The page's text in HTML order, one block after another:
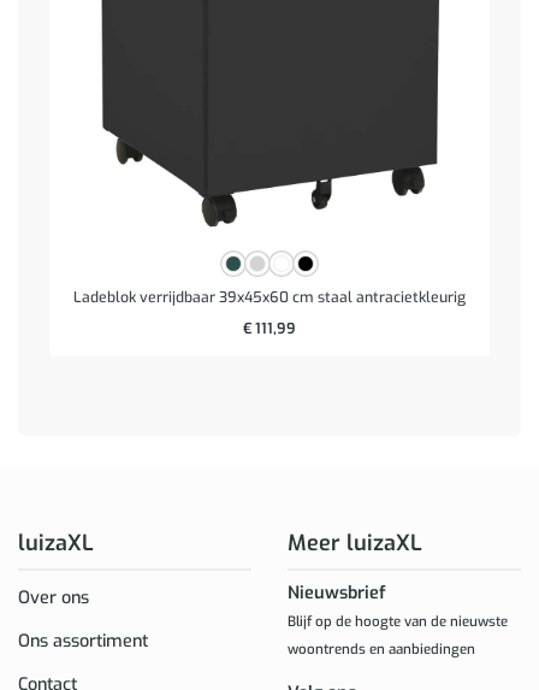
Ladeblok verrijdbaar 39x45x60 cm staal antracietkleurig
€111,99
luizaXL
Over ons
Ons assortiment
Contact
Meer luizaXL
Nieuwsbrief
Blijf op de hoogte van de nieuwste
woontrends en aanbiedingen